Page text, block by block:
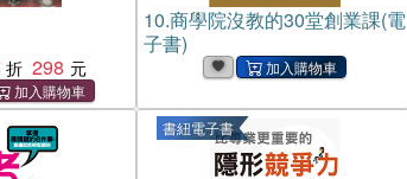
298
10.商學院沒教的30堂創業課(電
子書)
書紐電子書